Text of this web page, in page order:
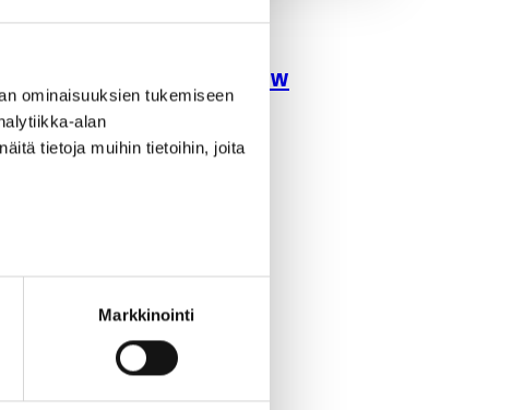
ominaisuuksien tukemiseen
alan
tietoja muihin tietoihin, joita
Markkinointi
80
13.11.2023
Joulun Taikashow